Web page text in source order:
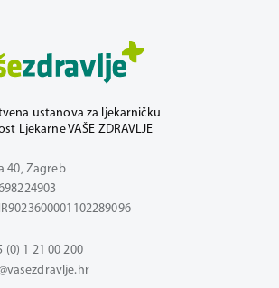
ustanova za ljekarničku
Ljekarne VAŠE ZDRAVLJE
40, Zagreb
(0) 1 21 00 200